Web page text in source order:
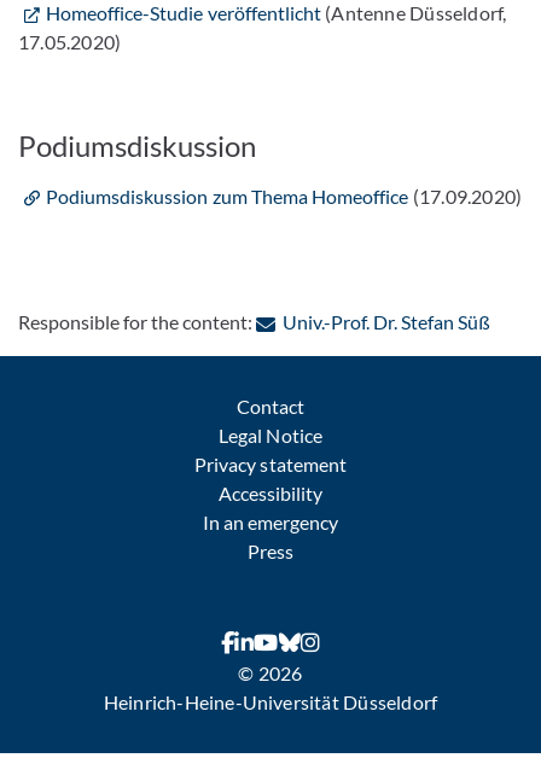
Homeoffice-Studie veröffentlicht(Antenne Düsseldorf,
17.05.2020)
Podiumsdiskussion
Podiumsdiskussion zum Thema Homeoffice (17.09.2020)
Responsible for the content: Univ.-Prof. Dr. Stefan Süß:
Contact
Legal Notice
Privacy statement
Accessibility
In an emergency
Press
© 2026
Heinrich-Heine-Universität Düsseldorf